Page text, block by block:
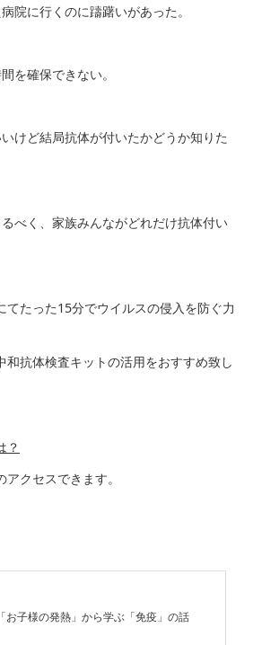
院に行くのに躊躇いがあった。
を確保できない。
けど結局抗体が付いたかどうか知りた
べく、家族みんながどれだけ抗体付い
てたった15分でウイルスの侵入を防ぐ力
和抗体検査キットの活用をおすすめ致し
？
クセスできます。
「お子様の発熱」から学ぶ「免疫」の話